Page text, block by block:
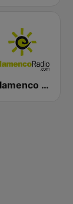
Flamenco Radio